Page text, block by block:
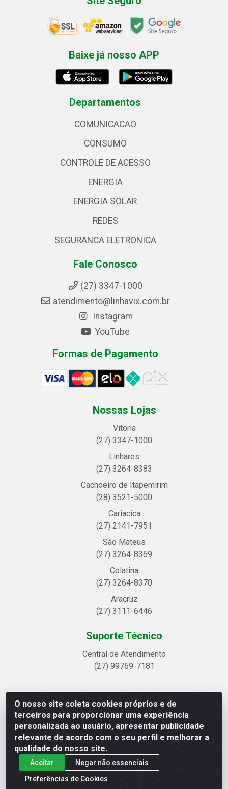
O nosso site coleta cookies próprios e de
terceiros para proporcionar uma experiência
personalizada ao usuário, apresentar publicidade
relevante de acordo com o seu perfil e melhorar a
qualidade do nosso site.
Aceitar
Negar não essenciais
Preferências de Cookies
Baixe já nosso APP
Departamentos
COMUNICACAO
CONSUMO
CONTROLE DE ACESSO
ENERGIA
ENERGIA SOLAR
REDES
SEGURANCA ELETRONICA
Fale Conosco
(27) 3347-1000
atendimento@linhavix.com.br
Instagram
YouTube
Formas de Pagamento
Nossas Lojas
Vitória
(27) 3347-1000
Linhares
(27) 3264-8383
Cachoeiro de Itapemirim
(28) 3521-5000
Cariacica
(27) 2141-7951
São Mateus
(27) 3264-8369
Colatina
(27) 3264-8370
Aracruz
(27) 3111-6446
Suporte Técnico
Central de Atendimento
(27) 99769-7181
Linhavix Distribuidora LTDA - Avenida Alegre, 2521 -
Quadra314 Lote 05 e 07 - Shell, Linhares/ES - CEP
29.901-605 - CNPJ 20.857.514/0001-75